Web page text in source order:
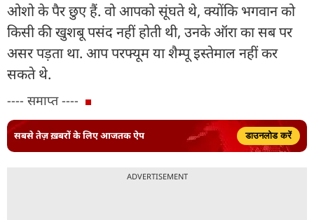
ओशो के पैर छुए हैं. वो आपको सूंघते थे, क्योंकि भगवान को
किसी की खुशबू पसंद नहीं होती थी, उनके ऑरा का सब पर
असर पड़ता था. आप परफ्यूम या शैम्पू इस्तेमाल नहीं कर
सकते थे.
---- समाप्त ----
सबसे तेज़ ख़बरों के लिए आजतक ऐप डाउनलोड करें
ADVERTISEMENT